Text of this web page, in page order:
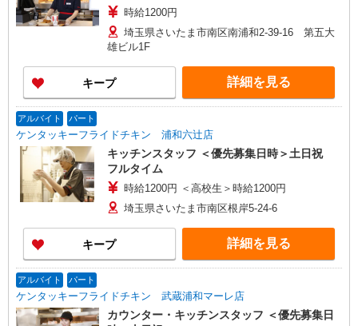
時給1200円
埼玉県さいたま市南区南浦和2-39-16 第五大
雄ビル1F
キープ 詳細を見る
アルバイト パート
ケンタッキーフライドチキン 浦和六辻店
キッチンスタッフ ＜優先募集日時＞土日祝
フルタイム
時給1200円 ＜高校生＞時給1200円
埼玉県さいたま市南区根岸5-24-6
キープ 詳細を見る
アルバイト パート
ケンタッキーフライドチキン 武蔵浦和マーレ店
カウンター・キッチンスタッフ ＜優先募集日